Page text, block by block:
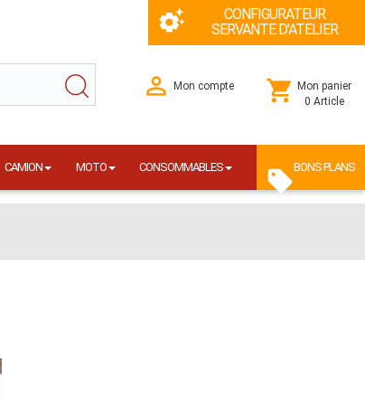
CONFIGURATEUR
SERVANTE D'ATELIER
Mon compte
Mon panier
0 Article
CAMION MOTO CONSOMMABLES BONS PLANS